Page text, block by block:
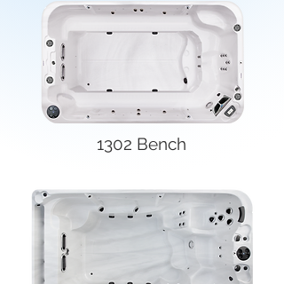
1302 Bench